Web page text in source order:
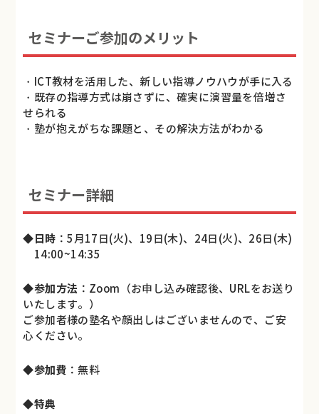
セミナーご参加のメリット
・ICT教材を活用した、新しい指導ノウハウが手に入る
・既存の指導方式は崩さずに、確実に演習量を倍増さ
せられる
・塾が抱えがちな課題と、その解決方法がわかる
セミナー詳細
◆日時 ：5月17日(火)、19日(木)、24日(火)、26日(木)
14:00~14:35
◆参加方法 ：Zoom（お申し込み確認後、URLをお送り
いたします。）
ご参加者様の塾名や顔出しはございませんので、ご安
心ください。
◆参加費 ：無料
◆特典